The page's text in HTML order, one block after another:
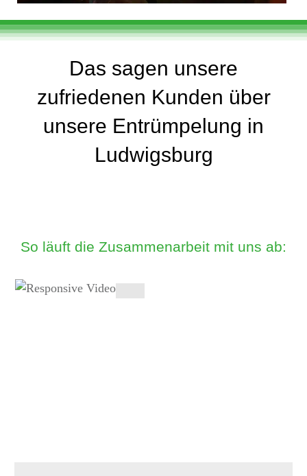
Das sagen unsere
zufriedenen Kunden über
unsere Entrümpelung in
Ludwigsburg
So läuft die Zusammenarbeit mit uns ab: